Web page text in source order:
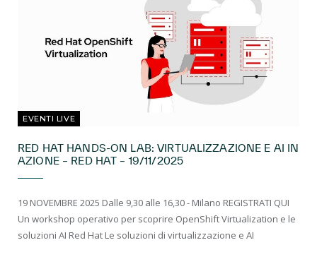
EVENTI LIVE
RED HAT HANDS-ON LAB: VIRTUALIZZAZIONE E AI IN
AZIONE – RED HAT – 19/11/2025
19 NOVEMBRE 2025 Dalle 9,30 alle 16,30 - Milano REGISTRATI QUI
Un workshop operativo per scoprire OpenShift Virtualization e le
soluzioni AI Red Hat Le soluzioni di virtualizzazione e AI